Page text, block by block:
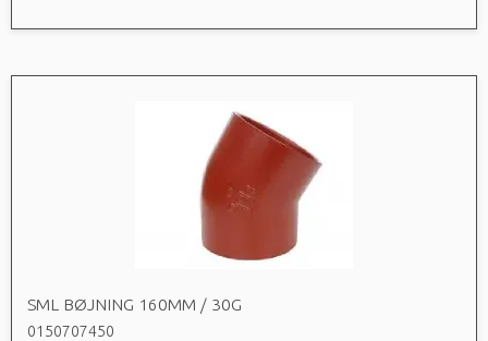
SML BØJNING 160MM / 30G
0150707450